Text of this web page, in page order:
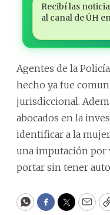
Recibí las
al canal de ÚH
Agentes de la
hecho ya fue
jurisdiccional.
abocados en la
identificar a la
una imputación por
portar sin tener
WhatsApp
Facebook
Twitter